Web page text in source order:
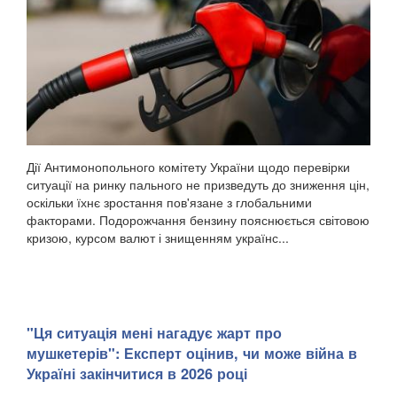
Дії Антимонопольного комітету України щодо перевірки
ситуації на ринку пального не призведуть до зниження цін,
оскільки їхнє зростання пов'язане з глобальними
факторами. Подорожчання бензину пояснюється світовою
кризою, курсом валют і знищенням українс...
"Ця ситуація мені нагадує жарт про
мушкетерів": Експерт оцінив, чи може війна в
Україні закінчитися в 2026 році